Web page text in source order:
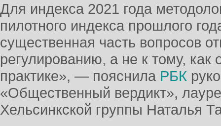
Для индекса 2021 года
пилотного индекса прошлого
существенная часть вопросов
регулированию, а не к тому, как
практике», — пояснила РБК
«Общественный вердикт»,
Хельсинкской группы Наталья